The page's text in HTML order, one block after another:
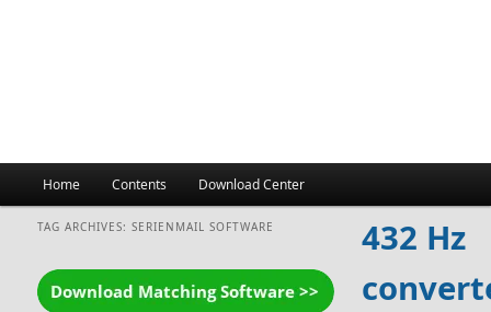
Home Contents Download Center
TAG ARCHIVES:SERIENMAIL SOFTWARE
432 Hz